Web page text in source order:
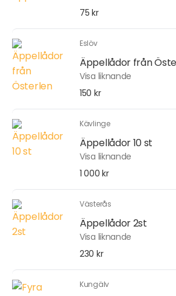
75 kr
Eslöv
Äppellådor från
Visa liknande
150 kr
Kävlinge
Äppellådor 10 st
Visa liknande
1 000 kr
Västerås
Äppellådor 2st
Visa liknande
230 kr
Kungälv